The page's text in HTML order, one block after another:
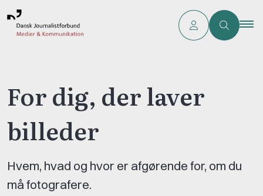
For dig, der laver
billeder
Hvem, hvad og hvor er afgørende for, om du
må fotografere.